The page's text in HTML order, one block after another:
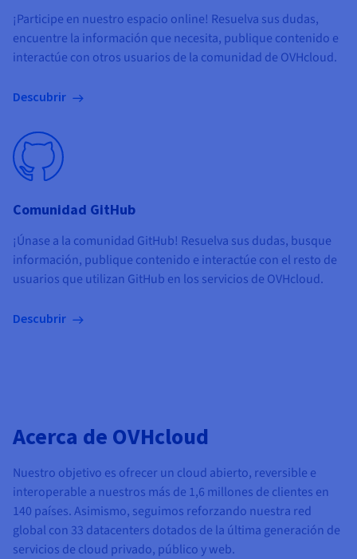
¡Participe en nuestro espacio online! Resuelva sus dudas,
encuentre la información que necesita, publique contenido e
interactúe con otros usuarios de la comunidad de OVHcloud.
Descubrir
Comunidad GitHub
¡Únase a la comunidad GitHub! Resuelva sus dudas, busque
información, publique contenido e interactúe con el resto de
usuarios que utilizan GitHub en los servicios de OVHcloud.
Descubrir
Acerca de OVHcloud
Nuestro objetivo es ofrecer un cloud abierto, reversible e
interoperable a nuestros más de 1,6 millones de clientes en
140 países. Asimismo, seguimos reforzando nuestra red
global con 33 datacenters dotados de la última generación de
servicios de cloud privado, público y web.